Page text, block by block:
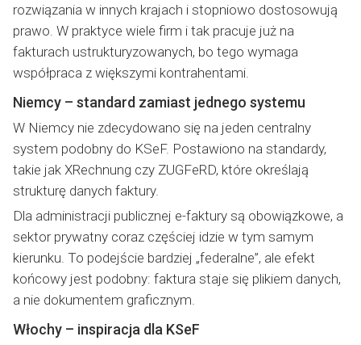
rozwiązania w innych krajach i stopniowo dostosowują
prawo. W praktyce wiele firm i tak pracuje już na
fakturach ustrukturyzowanych, bo tego wymaga
współpraca z większymi kontrahentami.
Niemcy – standard zamiast jednego systemu
W Niemcy nie zdecydowano się na jeden centralny
system podobny do KSeF. Postawiono na standardy,
takie jak XRechnung czy ZUGFeRD, które określają
strukturę danych faktury.
Dla administracji publicznej e-faktury są obowiązkowe, a
sektor prywatny coraz częściej idzie w tym samym
kierunku. To podejście bardziej „federalne”, ale efekt
końcowy jest podobny: faktura staje się plikiem danych,
a nie dokumentem graficznym.
Włochy – inspiracja dla KSeF